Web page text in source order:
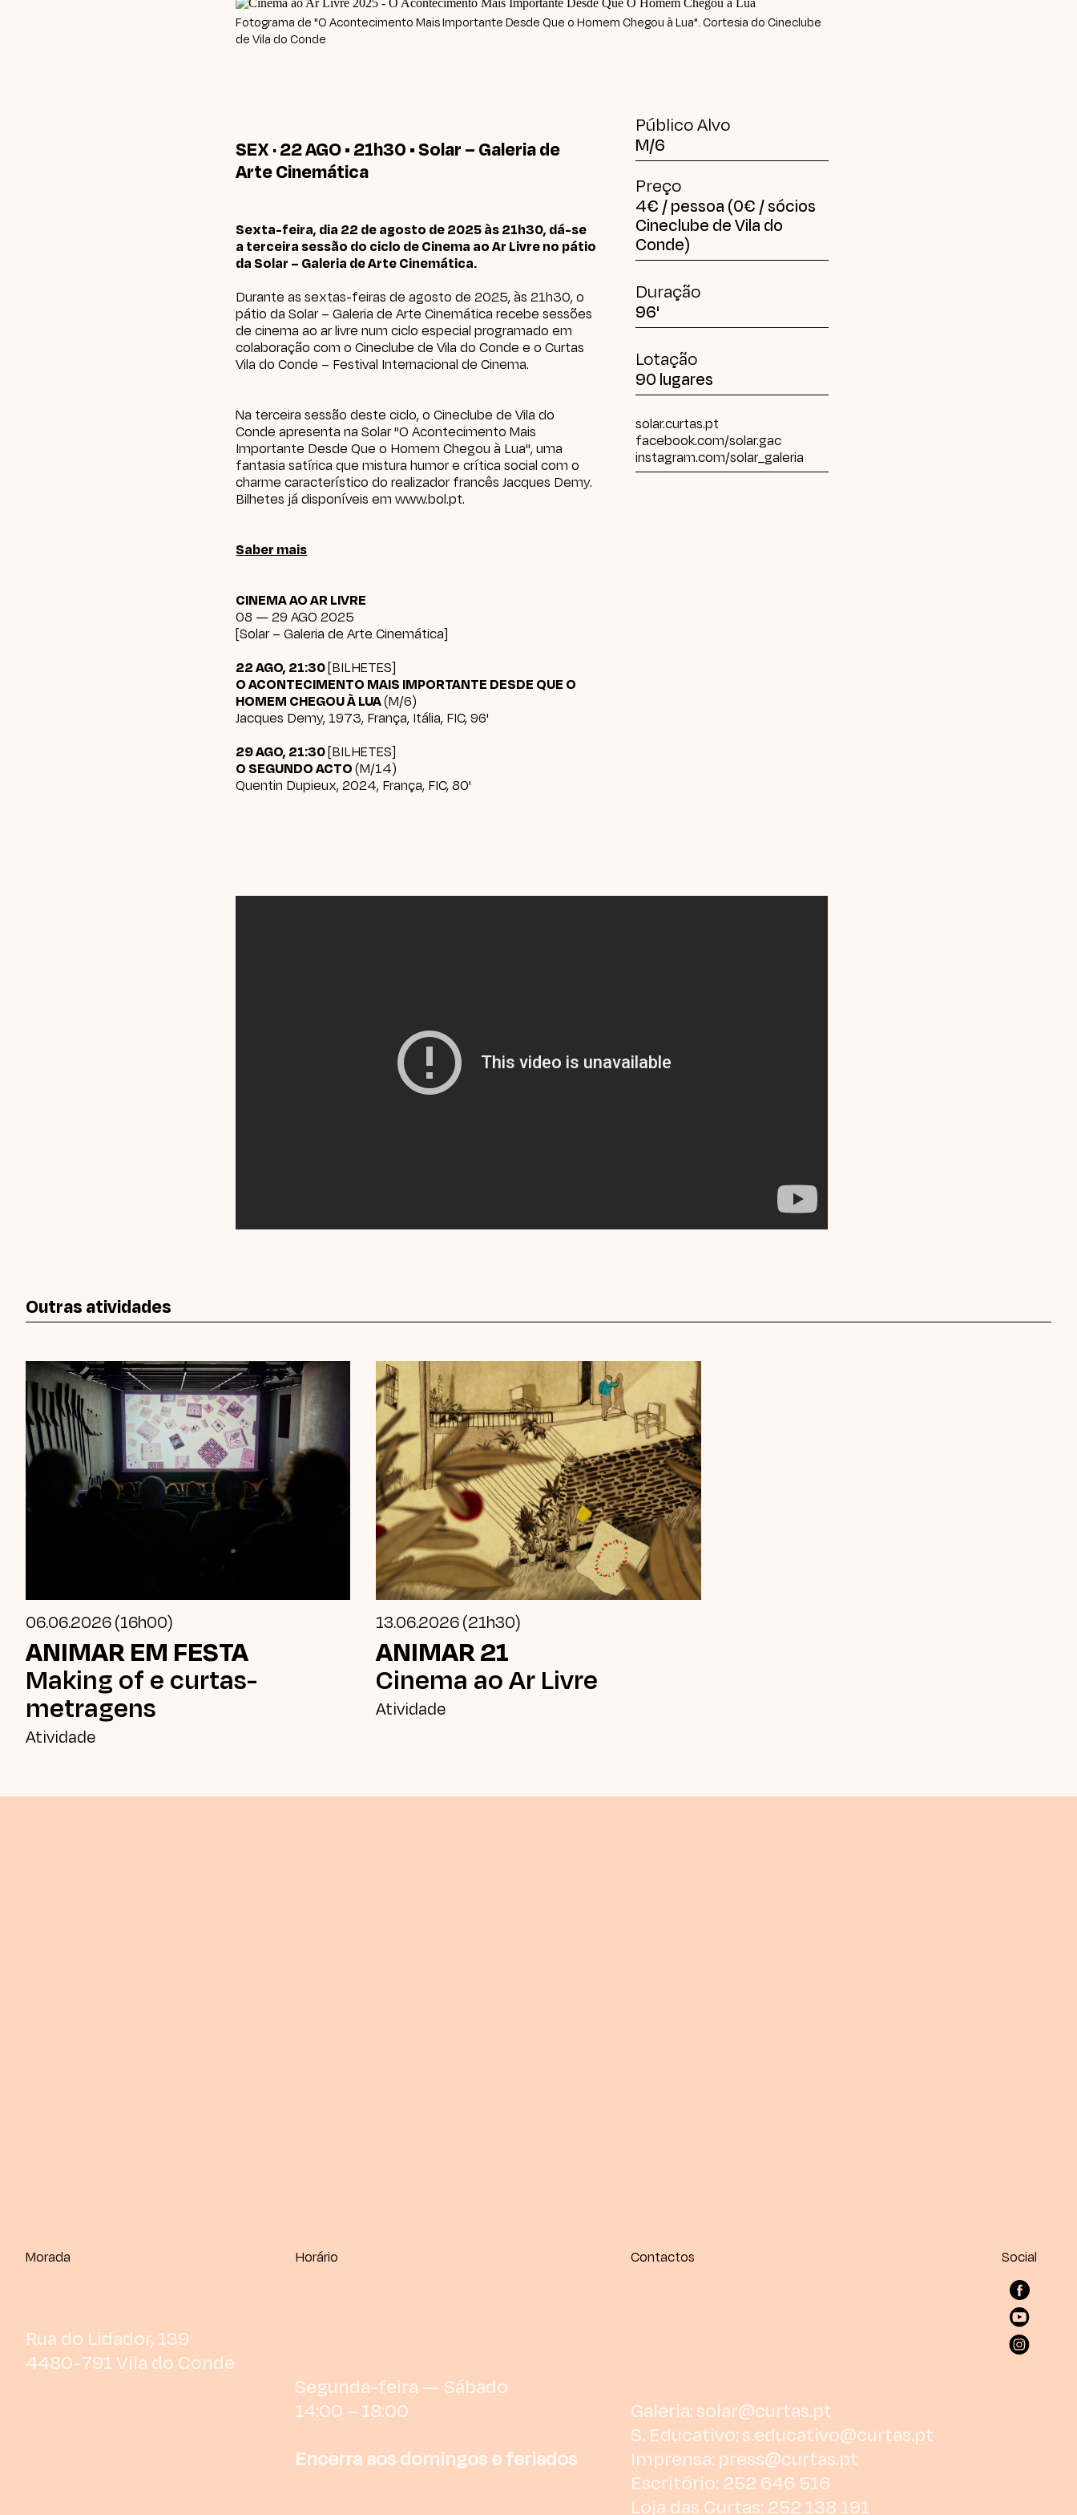
Fotograma de "O Acontecimento Mais Importante Desde Que o Homem Chegou à Lua". Cortesia do Cineclube
de Vila do Conde
SEX · 22 AGO • 21h30 • Solar – Galeria de
Arte Cinemática
Sexta-feira, dia 22 de agosto de 2025 às 21h30, dá-se
a terceira sessão do ciclo de Cinema ao Ar Livre no pátio
da Solar – Galeria de Arte Cinemática.
Durante as sextas-feiras de agosto de 2025, às 21h30, o
pátio daSolar – Galeria de Arte Cinemática recebe sessões
de cinema ao ar livre num ciclo especial programado em
colaboração com oCineclube de Vila do Conde e oCurtas
Vila do Conde – Festival Internacional de Cinema.
Na terceira sessão deste ciclo, oCineclube de Vila do
Conde apresenta na Solar "O Acontecimento Mais
Importante Desde Que o Homem Chegou à Lua", uma
fantasia satírica que mistura humor e crítica social com o
charme característico do realizador francês Jacques Demy.
Bilhetes já disponíveis emwww.bol.pt.
Saber mais
CINEMA AO AR LIVRE
08 — 29 AGO 2025
[Solar – Galeria de Arte Cinemática]
22 AGO, 21:30[BILHETES]
O ACONTECIMENTO MAIS IMPORTANTE DESDE QUE O
HOMEM CHEGOU À LUA(M/6)
Jacques Demy, 1973, França, Itália, FIC, 96'
29 AGO, 21:30[BILHETES]
O SEGUNDO ACTO(M/14)
Quentin Dupieux, 2024, França, FIC, 80'
Público Alvo
M/6
Preço
4€ / pessoa (0€ / sócios
Cineclube de Vila do
Conde)
Duração
96'
Lotação
90 lugares
solar.curtas.pt
facebook.com/solar.gac
instagram.com/solar_galeria
Outras atividades
06.06.2026 (16h00)
ANIMAR EM FESTA
Making of e curtas-
metragens
Atividade
13.06.2026 (21h30)
ANIMAR 21
Cinema ao Ar Livre
Atividade
Morada
Rua do Lidador, 139
4480-791 Vila do Conde
Horário
Segunda-feira — Sábado
14:00 – 18:00
Encerra aos domingos e feriados
Contactos
Galeria:solar@curtas.pt
S. Educativo:s.educativo@curtas.pt
Imprensa: press@curtas.pt
Escritório: 252 646 516
Loja das Curtas: 252 138 191
Social